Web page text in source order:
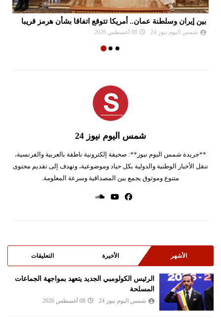
بين إيران وسلطنة عمان.. أمريكا تتوقع اتفاقا بشأن هرمز قريبا
شمس اليوم نيوز 24 08 أغسطس 2026
شمس اليوم نيوز 24
**جريدة شمس اليوم نيوز**: صحيفة إلكترونية ناطقة بالعربية والفرنسية،
تنقل الأخبار الوطنية والدولية بكل حياد وموضوعية، وتهدف إلى تقديم محتوى
متنوع وموثوق يجمع بين المصداقية وسرعة المعلومة.
الأشهر الأخيرة التعليقات
الرئيس الكولومبي الجديد يتعهد بمواجهة الجماعات
المسلحة
شمس اليوم نيوز 24 08 أغسطس 2026